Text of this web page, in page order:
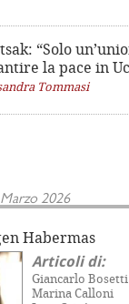
“Solo
la pace in
Tommasi
Marzo 2026
Habermas
Articoli di:
Giancarlo Bosetti
Marina Calloni